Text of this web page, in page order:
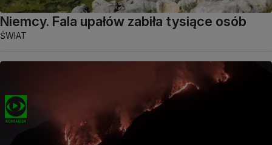
Niemcy. Fala upałów zabiła tysiące osób
ŚWIAT